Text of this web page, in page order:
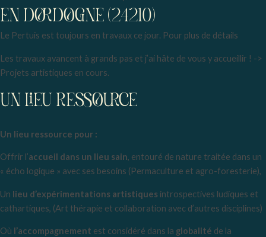
EN DORDOGNE (24210)
Le Pertuis est toujours en travaux ce jour. Pour plus de détails
Les travaux avancent à grands pas et j’ai hâte de vous y accueillir ! ->
Projets artistiques en cours.
UN LIEU RESSOURCE
Un lieu ressource pour :
Offrir l’accueil dans un lieu sain, entouré de nature traitée dans un
« écho logique » avec ses besoins (Permaculture et agro-foresterie),
Un lieu d’expérimentations artistiques introspectives ludiques et
cathartiques, (Art thérapie et collaboration avec d’autres disciplines)
Où l’accompagnement est considéré dans la globalité de la